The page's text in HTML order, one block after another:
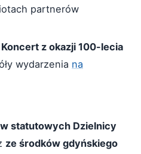
partnerów
z okazji 100-lecia
wydarzenia na
statutowych Dzielnicy
ze środków gdyńskiego